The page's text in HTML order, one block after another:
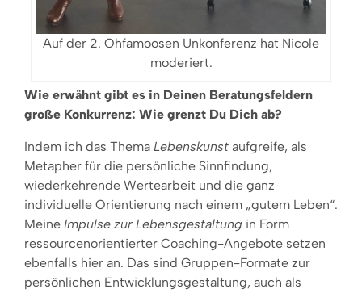
Auf der 2. Ohfamoosen Unkonferenz hat Nicole
moderiert.
Wie erwähnt gibt es in Deinen Beratungsfeldern
große Konkurrenz: Wie grenzt Du Dich ab?
Indem ich das Thema Lebenskunst aufgreife, als
Metapher für die persönliche Sinnfindung,
wiederkehrende Wertearbeit und die ganz
individuelle Orientierung nach einem „gutem Leben“.
Meine Impulse zur Lebensgestaltung in Form
ressourcenorientierter Coaching-Angebote setzen
ebenfalls hier an. Das sind Gruppen-Formate zur
persönlichen Entwicklungsgestaltung, auch als